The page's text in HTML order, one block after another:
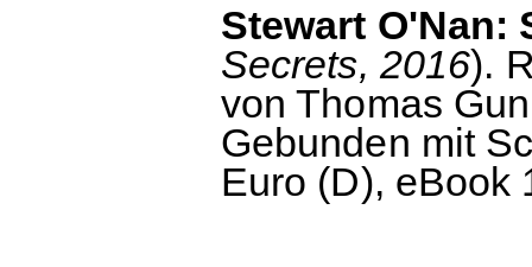
Stewart O'Nan:
Secrets, 2016).
von Thomas
Gebunden mit
Euro (D), eBook